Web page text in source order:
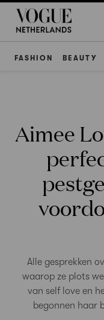
FASHION BEAUTY
Aimee
Alle gesprekken
waarop ze plots
van self love en
begonnen haar